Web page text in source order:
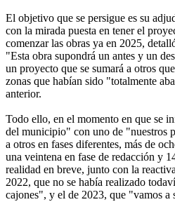
El objetivo que se persigue es su
con la mirada puesta en tener el
comenzar las obras ya en 2025,
"Esta obra supondrá un antes y un
un proyecto que se sumará a otros
zonas que habían sido "totalmente
anterior.
Todo ello, en el momento en que se
del municipio" con uno de "nuestros
a otros en fases diferentes, más de
una veintena en fase de redacción y
realidad en breve, junto con la
2022, que no se había realizado
cajones", y el de 2023, que "vamos a